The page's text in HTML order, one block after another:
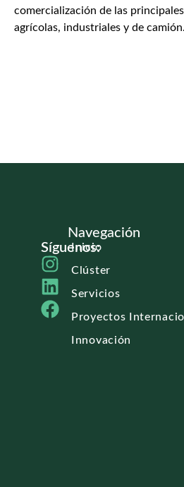
comercialización de las
agrícolas, industriales y de camión.
Síguenos:
Navegación
Inicio
Clúster
Servicios
Proyectos
Innovación